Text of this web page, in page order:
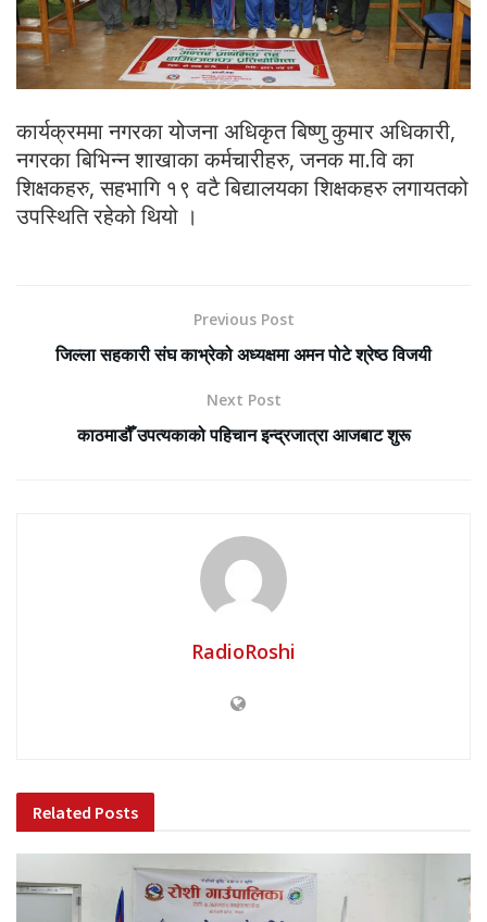
कार्यक्रममा नगरका योजना अधिकृत बिष्णु कुमार अधिकारी,
नगरका बिभिन्न शाखाका कर्मचारीहरु, जनक मा.वि का
शिक्षकहरु, सहभागि १९ वटै बिद्यालयका शिक्षकहरु लगायतको
उपस्थिति रहेको थियो ।
Previous Post
जिल्ला सहकारी संघ काभ्रेको अध्यक्षमा अमन पोटे श्रेष्ठ विजयी
Next Post
काठमाडौँ उपत्यकाको पहिचान इन्द्रजात्रा आजबाट शुरू
RadioRoshi
Related Posts